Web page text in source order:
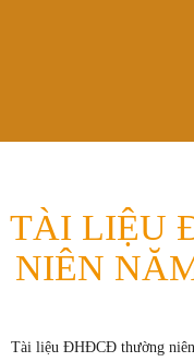
TÀI LIỆU
NIÊN
Tài liệu ĐHĐCĐ thường